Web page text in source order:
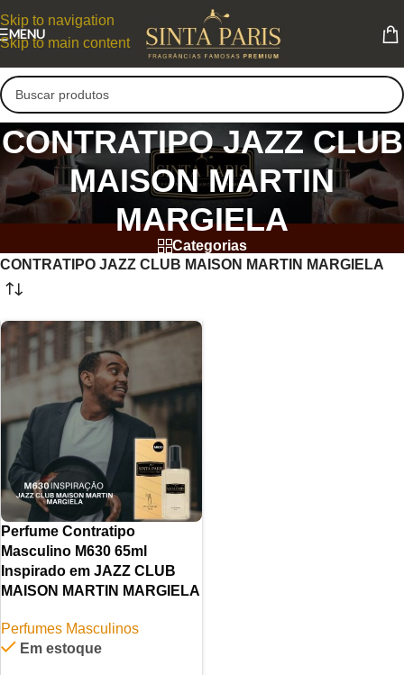
Skip to navigation
Skip to main content
MENU
CONTRATIPO JAZZ CLUB
MAISON MARTIN
MARGIELA
Categorias
CONTRATIPO JAZZ CLUB MAISON MARTIN MARGIELA
Perfume Contratipo
Masculino M630 65ml
Inspirado em JAZZ CLUB
MAISON MARTIN MARGIELA
Perfumes Masculinos
Em estoque